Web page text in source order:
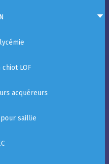
LOF
acquéreurs
saillie